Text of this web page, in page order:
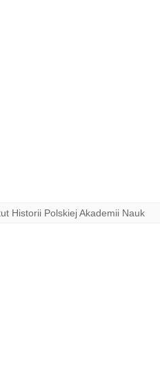
Historii Polskiej Akademii Nauk